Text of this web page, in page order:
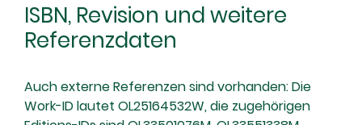
ISBN, Revision und weitere
Referenzdaten
Auch externe Referenzen sind vorhanden: Die
Work-ID lautet OL25164532W, die zugehörigen